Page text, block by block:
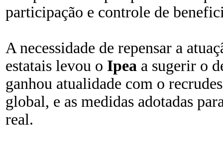
participação e controle de
A necessidade de repensar a
estatais levou o Ipea a sugerir o
ganhou atualidade com o
global, e as medidas adotadas
real.